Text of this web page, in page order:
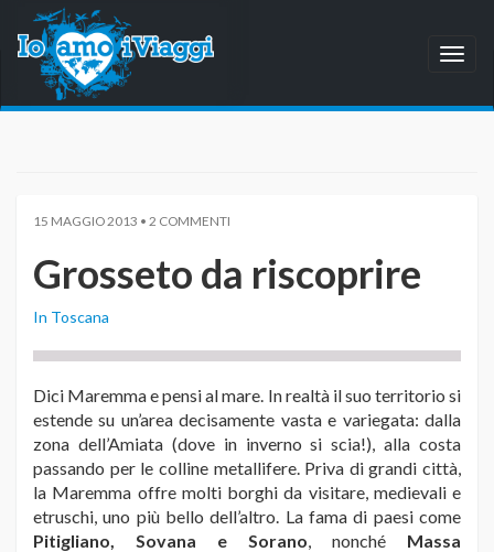
15 MAGGIO 2013 • 2 COMMENTI
Grosseto da riscoprire
In Toscana
Dici Maremma e pensi al mare. In realtà il suo territorio si
estende su un’area decisamente vasta e variegata: dalla
zona dell’Amiata (dove in inverno si scia!), alla costa
passando per le colline metallifere. Priva di grandi città,
la Maremma offre molti borghi da visitare, medievali e
etruschi, uno più bello dell’altro. La fama di paesi come
Pitigliano, Sovana e Sorano, nonché Massa